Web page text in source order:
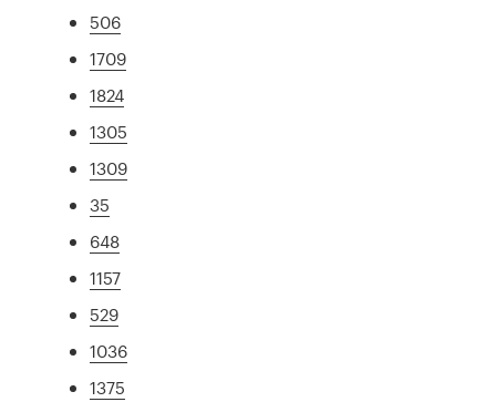
506
1709
1824
1305
1309
35
648
1157
529
1036
1375